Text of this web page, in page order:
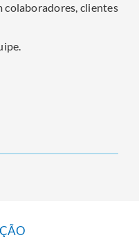
colaboradores, clientes